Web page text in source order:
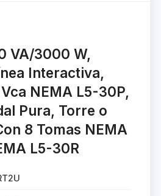
VA/3000 W,
Interactiva,
NEMA L5-30P,
Pura, Torre o
8 Tomas NEMA
L5-30R